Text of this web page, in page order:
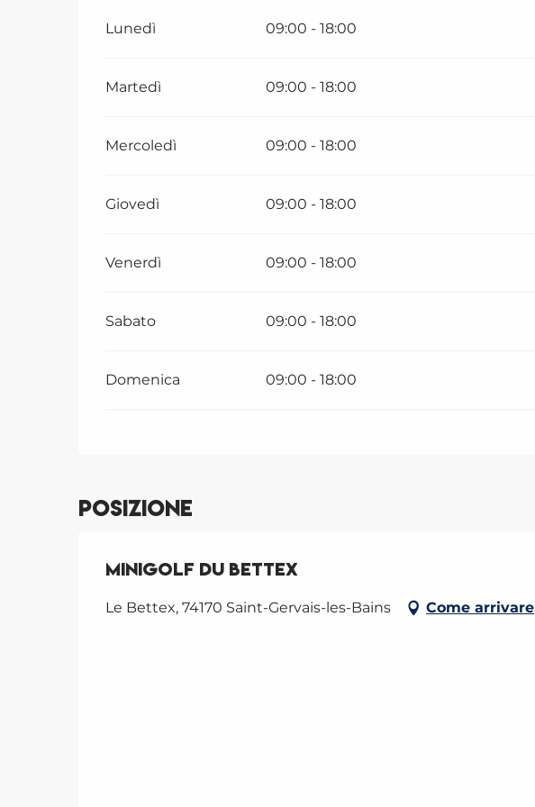
Lunedì 09:00 - 18:00
Martedì 09:00 - 18:00
Mercoledì 09:00 - 18:00
Giovedì 09:00 - 18:00
Venerdì 09:00 - 18:00
Sabato 09:00 - 18:00
Domenica 09:00 - 18:00
Posizione
Minigolf du Bettex
Le Bettex, 74170 Saint-Gervais-les-Bains Come arrivare